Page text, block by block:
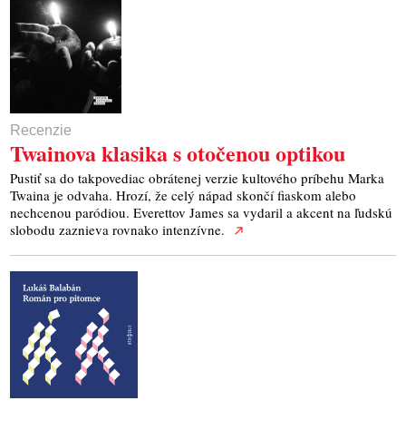
Recenzie
Twainova klasika s otočenou optikou
Pustiť sa do takpovediac obrátenej verzie kultového príbehu Marka
Twaina je odvaha. Hrozí, že celý nápad skončí fiaskom alebo
nechcenou paródiou. Everettov James sa vydaril a akcent na ľudskú
slobodu zaznieva rovnako intenzívne.